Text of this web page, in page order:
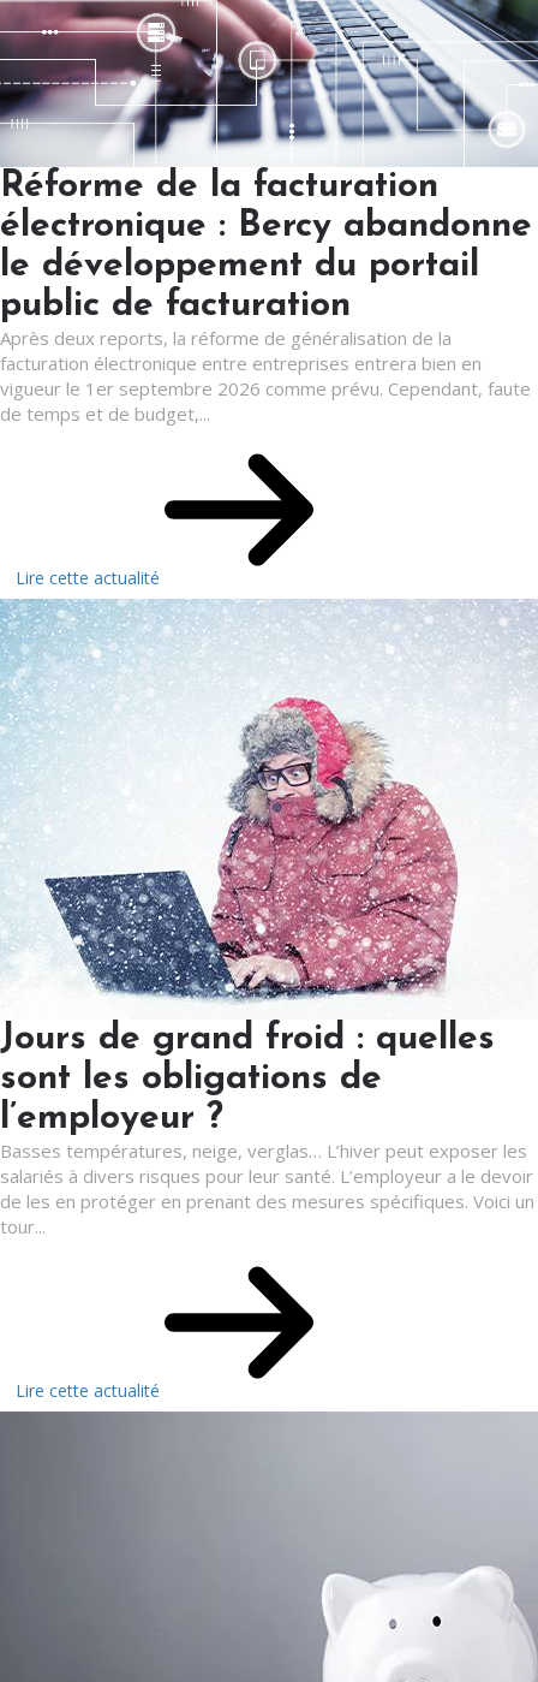
Réforme de la facturation
électronique : Bercy abandonne
le développement du portail
public de facturation
Après deux reports, la réforme de généralisation de la
facturation électronique entre entreprises entrera bien en
vigueur le 1er septembre 2026 comme prévu. Cependant, faute
de temps et de budget,...
Lire cette actualité
Jours de grand froid : quelles
sont les obligations de
l’employeur ?
Basses températures, neige, verglas… L’hiver peut exposer les
salariés à divers risques pour leur santé. L’employeur a le devoir
de les en protéger en prenant des mesures spécifiques. Voici un
tour...
Lire cette actualité